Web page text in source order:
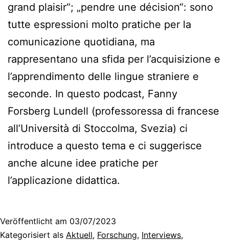
grand plaisir“; „pendre une décision“: sono
tutte espressioni molto pratiche per la
comunicazione quotidiana, ma
rappresentano una sfida per l’acquisizione e
l’apprendimento delle lingue straniere e
seconde. In questo podcast, Fanny
Forsberg Lundell (professoressa di francese
all’Università di Stoccolma, Svezia) ci
introduce a questo tema e ci suggerisce
anche alcune idee pratiche per
l’applicazione didattica.
Veröffentlicht am 03/07/2023
Kategorisiert als Aktuell, Forschung, Interviews,